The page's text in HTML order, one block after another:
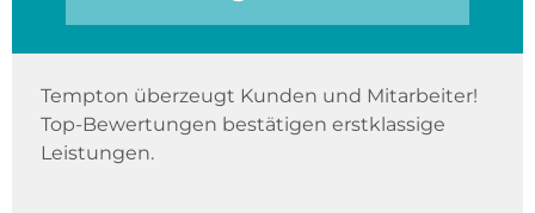
Tempton überzeugt Kunden und Mitarbeiter!
Top-Bewertungen bestätigen erstklassige
Leistungen.